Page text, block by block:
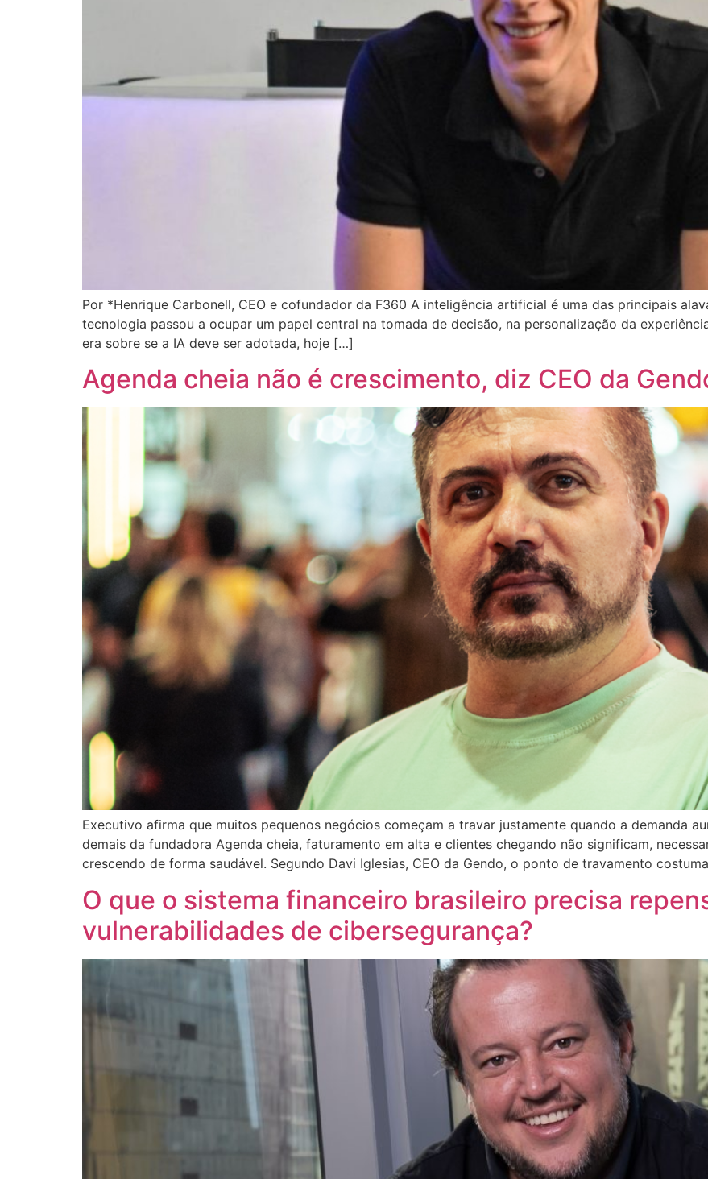
Por *Henrique Carbonell, CEO e cofundador da F360 A inteligência artificial é uma das principais
tecnologia passou a ocupar um papel central na tomada de decisão, na personalização da
era sobre se a IA deve ser adotada, hoje […]
Agenda cheia não é crescimento, diz CEO da
Executivo afirma que muitos pequenos negócios começam a travar justamente quando a demanda
demais da fundadora Agenda cheia, faturamento em alta e clientes chegando não significam,
crescendo de forma saudável. Segundo Davi Iglesias, CEO da Gendo, o ponto de travamento
O que o sistema financeiro brasileiro precisa
vulnerabilidades de cibersegurança?